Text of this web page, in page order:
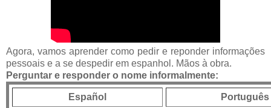
Agora, vamos aprender como pedir e reponder informações
pessoais e a se despedir em espanhol. Mãos à obra.
Perguntar e responder o nome informalmente:
Español Português